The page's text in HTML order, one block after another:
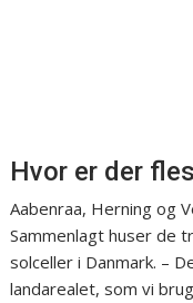
Hvor er der
Aabenraa, Herning og
Sammenlagt huser de
solceller i Danmark. –
landarealet, som vi